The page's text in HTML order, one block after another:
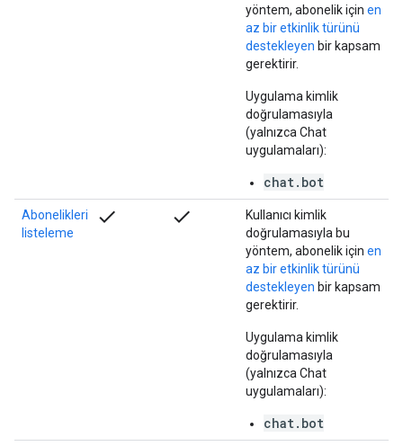
yöntem, abonelik için en
az bir etkinlik türünü
destekleyen bir kapsam
gerektirir.
Uygulama kimlik
doğrulamasıyla
(yalnızca Chat
uygulamaları):
chat.bot
Abonelikleri
listeleme
check check
Kullanıcı kimlik
doğrulamasıyla bu
yöntem, abonelik için en
az bir etkinlik türünü
destekleyen bir kapsam
gerektirir.
Uygulama kimlik
doğrulamasıyla
(yalnızca Chat
uygulamaları):
chat.bot